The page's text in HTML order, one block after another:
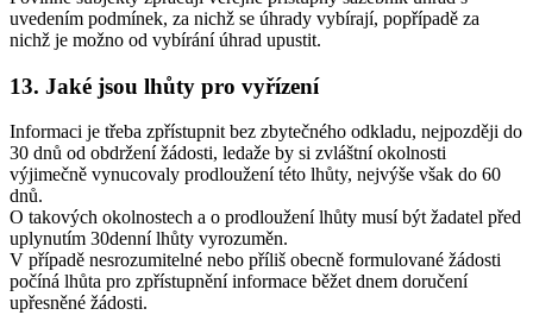
uvedením podmínek, za nichž se úhrady vybírají, popřípadě za
nichž je možno od vybírání úhrad upustit.
13. Jaké jsou lhůty pro vyřízení
Informaci je třeba zpřístupnit bez zbytečného odkladu, nejpozději do
30 dnů od obdržení žádosti, ledaže by si zvláštní okolnosti
výjimečně vynucovaly prodloužení této lhůty, nejvýše však do 60
dnů.
O takových okolnostech a o prodloužení lhůty musí být žadatel před
uplynutím 30denní lhůty vyrozuměn.
V případě nesrozumitelné nebo příliš obecně formulované žádosti
počíná lhůta pro zpřístupnění informace běžet dnem doručení
upřesněné žádosti.